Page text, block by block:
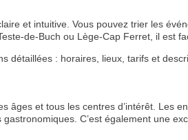
et intuitive. Vous pouvez trier les
de-Buch ou Lège-Cap Ferret, il est
détaillées : horaires, lieux, tarifs et
âges et tous les centres d’intérêt.
C’est également une